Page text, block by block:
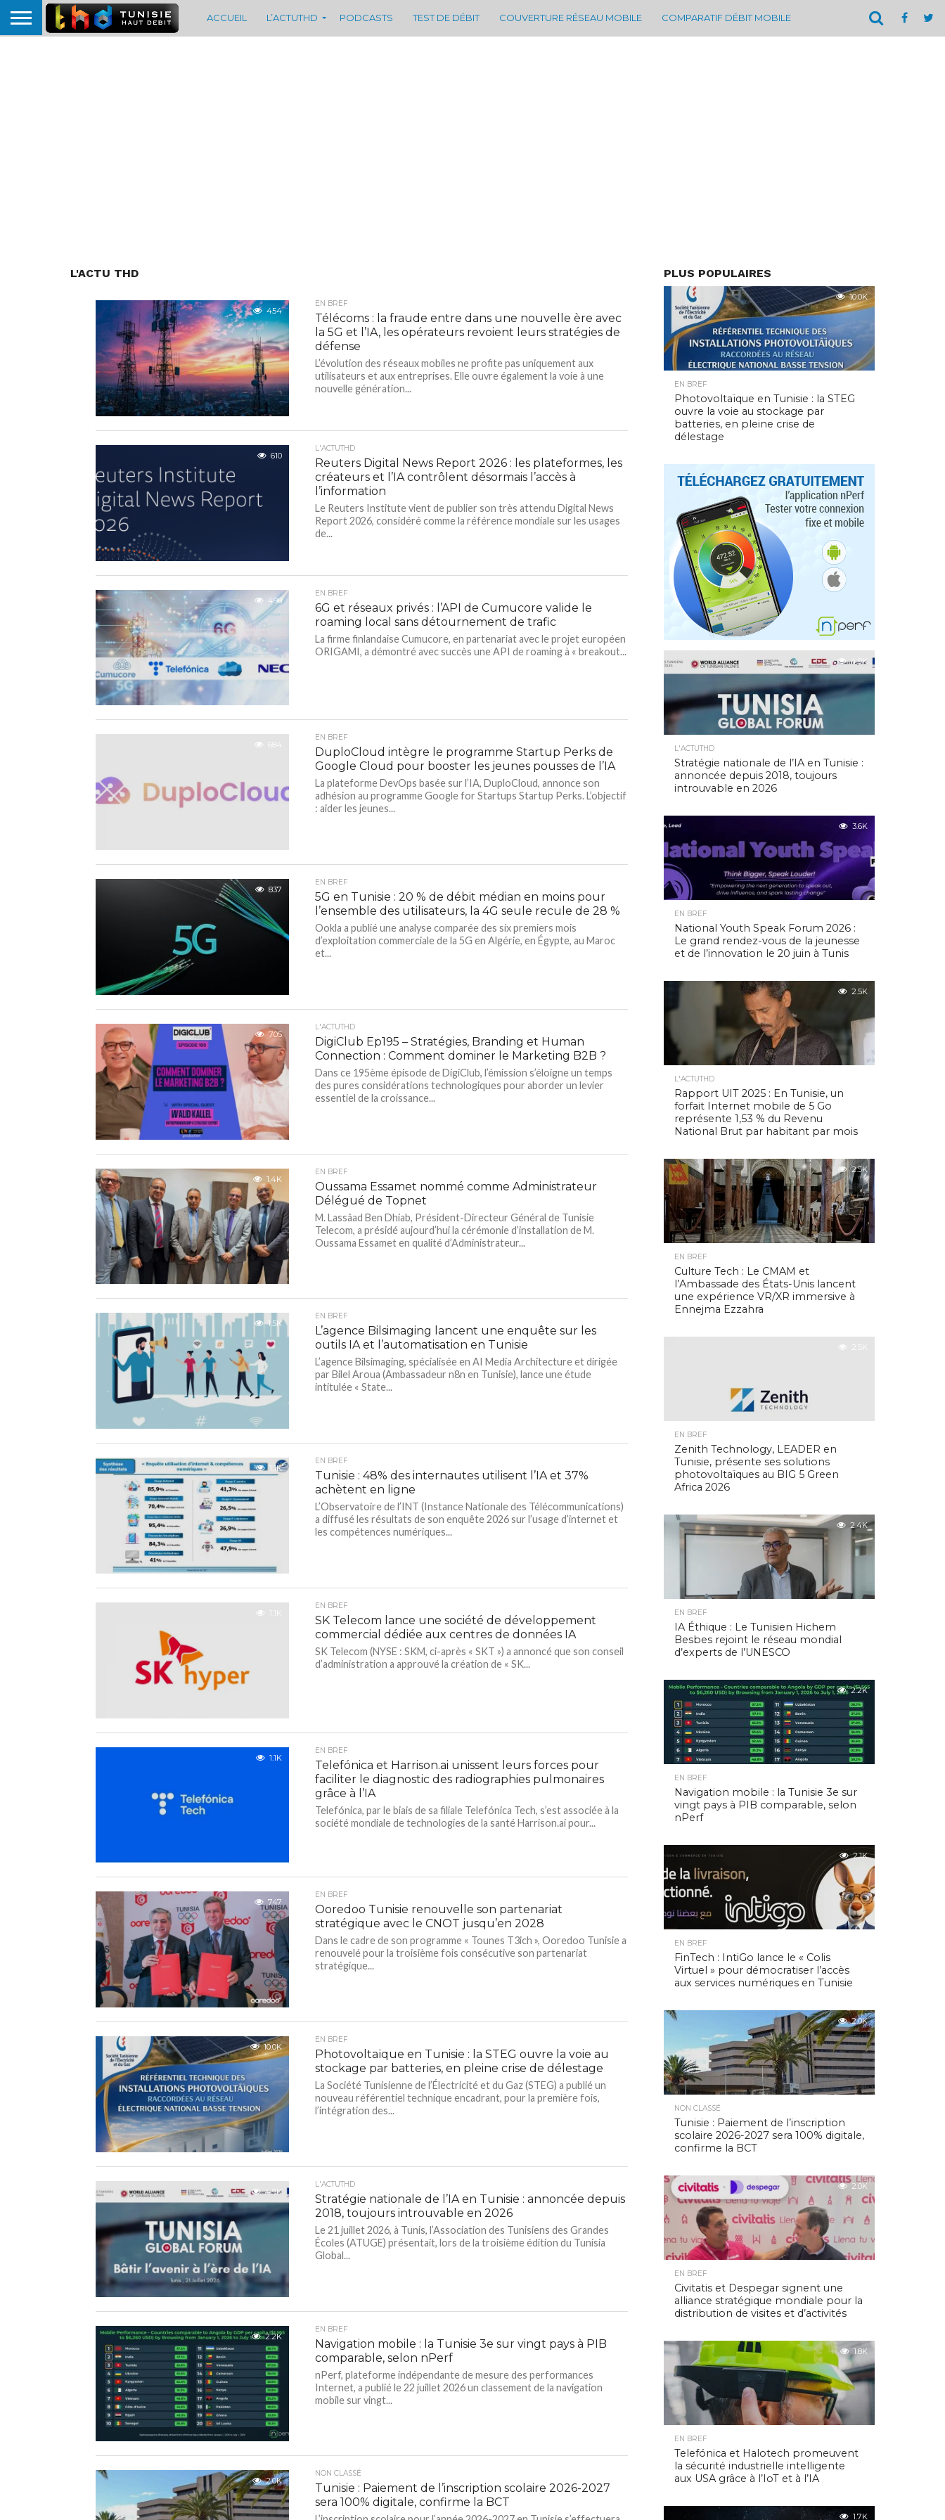
ACCUEIL L’ACTUTHD PODCASTS TEST DE DÉBIT COUVERTURE RÉSEAU MOBILE COMPARATIF DÉBIT MOBILE
L'ACTU THD
454
EN BREF
Télécoms : la fraude entre dans une nouvelle ère avec
la 5G et l’IA, les opérateurs revoient leurs stratégies de
défense
L’évolution des réseaux mobiles ne profite pas uniquement aux
utilisateurs et aux entreprises. Elle ouvre également la voie à une
nouvelle génération...
610
L'ACTUTHD
Reuters Digital News Report 2026 : les plateformes, les
créateurs et l’IA contrôlent désormais l’accès à
l’information
Le Reuters Institute vient de publier son très attendu Digital News
Report 2026, considéré comme la référence mondiale sur les usages
de...
498
EN BREF
6G et réseaux privés : l’API de Cumucore valide le
roaming local sans détournement de trafic
La firme finlandaise Cumucore, en partenariat avec le projet européen
ORIGAMI, a démontré avec succès une API de roaming à « breakout...
684
EN BREF
DuploCloud intègre le programme Startup Perks de
Google Cloud pour booster les jeunes pousses de l’IA
La plateforme DevOps basée sur l’IA, DuploCloud, annonce son
adhésion au programme Google for Startups Startup Perks. L’objectif
: aider les jeunes...
837
EN BREF
5G en Tunisie : 20 % de débit médian en moins pour
l’ensemble des utilisateurs, la 4G seule recule de 28 %
Ookla a publié une analyse comparée des six premiers mois
d’exploitation commerciale de la 5G en Algérie, en Égypte, au Maroc
et...
705
L'ACTUTHD
DigiClub Ep195 – Stratégies, Branding et Human
Connection : Comment dominer le Marketing B2B ?
Dans ce 195ème épisode de DigiClub, l’émission s’éloigne un temps
des pures considérations technologiques pour aborder un levier
essentiel de la croissance...
1.4K
EN BREF
Oussama Essamet nommé comme Administrateur
Délégué de Topnet
M. Lassâad Ben Dhiab, Président-Directeur Général de Tunisie
Telecom, a présidé aujourd’hui la cérémonie d’installation de M.
Oussama Essamet en qualité d’Administrateur...
1.5K
EN BREF
L’agence Bilsimaging lancent une enquête sur les
outils IA et l’automatisation en Tunisie
L’agence Bilsimaging, spécialisée en AI Media Architecture et dirigée
par Bilel Aroua (Ambassadeur n8n en Tunisie), lance une étude
intitulée « State...
1.1K
EN BREF
Tunisie : 48% des internautes utilisent l’IA et 37%
achètent en ligne
L’Observatoire de l’INT (Instance Nationale des Télécommunications)
a diffusé les résultats de son enquête 2026 sur l’usage d’internet et
les compétences numériques...
1.1K
EN BREF
SK Telecom lance une société de développement
commercial dédiée aux centres de données IA
SK Telecom (NYSE : SKM, ci-après « SKT ») a annoncé que son conseil
d’administration a approuvé la création de « SK...
1.1K
EN BREF
Telefónica et Harrison.ai unissent leurs forces pour
faciliter le diagnostic des radiographies pulmonaires
grâce à l’IA
Telefónica, par le biais de sa filiale Telefónica Tech, s’est associée à la
société mondiale de technologies de la santé Harrison.ai pour...
747
EN BREF
Ooredoo Tunisie renouvelle son partenariat
stratégique avec le CNOT jusqu’en 2028
Dans le cadre de son programme « Tounes T3ich », Ooredoo Tunisie a
renouvelé pour la troisième fois consécutive son partenariat
stratégique...
10.0K
EN BREF
Photovoltaïque en Tunisie : la STEG ouvre la voie au
stockage par batteries, en pleine crise de délestage
La Société Tunisienne de l’Électricité et du Gaz (STEG) a publié un
nouveau référentiel technique encadrant, pour la première fois,
l’intégration des...
4.9K
L'ACTUTHD
Stratégie nationale de l’IA en Tunisie : annoncée depuis
2018, toujours introuvable en 2026
Le 21 juillet 2026, à Tunis, l’Association des Tunisiens des Grandes
Écoles (ATUGE) présentait, lors de la troisième édition du Tunisia
Global...
2.2K
EN BREF
Navigation mobile : la Tunisie 3e sur vingt pays à PIB
comparable, selon nPerf
nPerf, plateforme indépendante de mesure des performances
Internet, a publié le 22 juillet 2026 un classement de la navigation
mobile sur vingt...
2.0K
NON CLASSÉ
Tunisie : Paiement de l’inscription scolaire 2026-2027
sera 100% digitale, confirme la BCT
PLUS POPULAIRES
10.0K
EN BREF
Photovoltaïque en Tunisie : la STEG
ouvre la voie au stockage par
batteries, en pleine crise de
délestage
4.9K
L'ACTUTHD
Stratégie nationale de l’IA en Tunisie :
annoncée depuis 2018, toujours
introuvable en 2026
3.6K
EN BREF
National Youth Speak Forum 2026 :
Le grand rendez-vous de la jeunesse
et de l’innovation le 20 juin à Tunis
2.5K
L'ACTUTHD
Rapport UIT 2025 : En Tunisie, un
forfait Internet mobile de 5 Go
représente 1,53 % du Revenu
National Brut par habitant par mois
2.5K
EN BREF
Culture Tech : Le CMAM et
l’Ambassade des États-Unis lancent
une expérience VR/XR immersive à
Ennejma Ezzahra
2.5K
EN BREF
Zenith Technology, LEADER en
Tunisie, présente ses solutions
photovoltaïques au BIG 5 Green
Africa 2026
2.4K
EN BREF
IA Éthique : Le Tunisien Hichem
Besbes rejoint le réseau mondial
d’experts de l’UNESCO
2.2K
EN BREF
Navigation mobile : la Tunisie 3e sur
vingt pays à PIB comparable, selon
nPerf
2.1K
EN BREF
FinTech : IntiGo lance le « Colis
Virtuel » pour démocratiser l’accès
aux services numériques en Tunisie
2.0K
NON CLASSÉ
Tunisie : Paiement de l’inscription
scolaire 2026-2027 sera 100% digitale,
confirme la BCT
2.0K
EN BREF
Civitatis et Despegar signent une
alliance stratégique mondiale pour la
distribution de visites et d’activités
1.8K
EN BREF
Telefónica et Halotech promeuvent
la sécurité industrielle intelligente
aux USA grâce à l’IoT et à l’IA
1.7K